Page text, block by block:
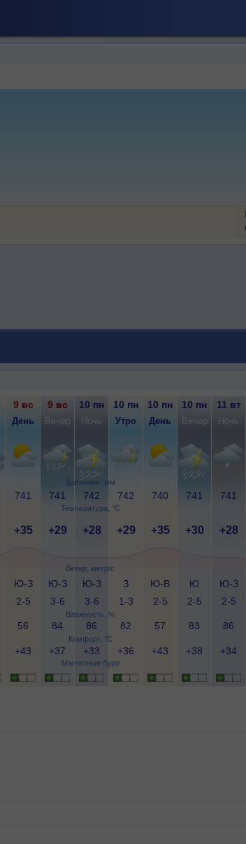
Давление, мм
Температура, °C
Ветер, метр/с
Влажность, %
Комфорт, °C
Магнитные бури
9 вс 9 вс 10 пн 10 пн 10 пн 10 пн 11 вт
День Вечер Ночь Утро День Вечер Ночь
741 741 742 742 740 741 741
+35 +29 +28 +29 +35 +30 +28
Ю-З
2-5
Ю-З
3-6
Ю-З
3-6
З
1-3
Ю-В
2-5
Ю
2-5
Ю-З
2-5
56 84 86 82 57 83 86
+43 +37 +33 +36 +43 +38 +34